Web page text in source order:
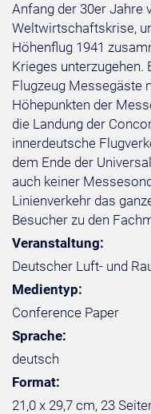
Anfang der 30er Jahre
Weltwirtschaftskrise,
Höhenflug 1941
Krieges unterzugehen.
Flugzeug Messegäste
Höhepunkten der
die Landung der
innerdeutsche
dem Ende der
auch keiner
Linienverkehr das
Besucher zu den
Veranstaltung:
Deutscher Luft- und
Medientyp:
Conference Paper
Sprache:
deutsch
Format:
21,0 x 29,7 cm, 23